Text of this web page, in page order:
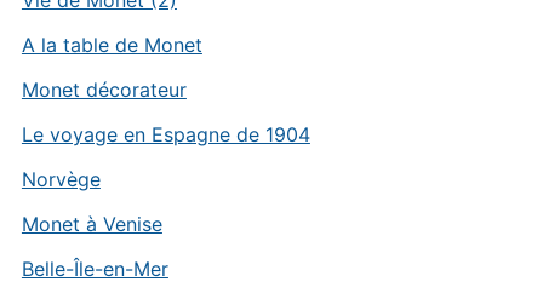
A la table de Monet
Monet décorateur
Le voyage en Espagne de 1904
Norvège
Monet à Venise
Belle-Île-en-Mer